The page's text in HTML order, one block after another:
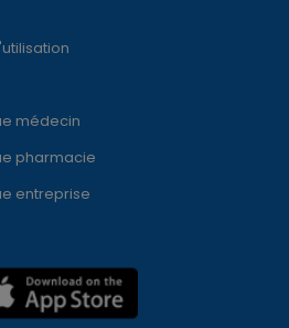
médecin
pharmacie
entreprise